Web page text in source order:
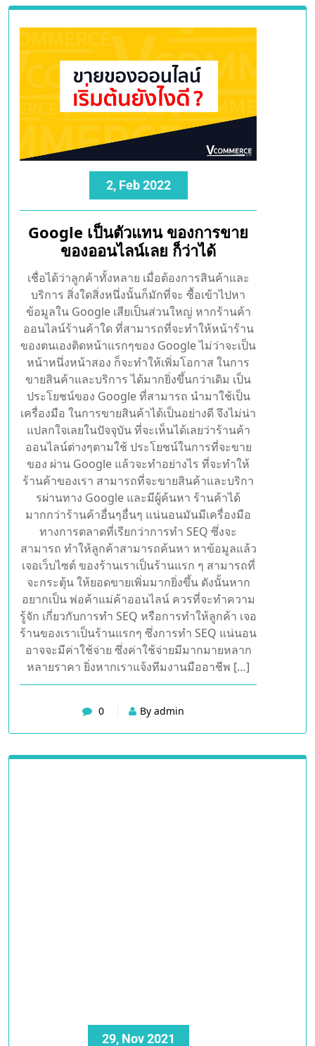
ใหญ่หรือขายผ่านทางเว็บ Pages ขายผ่านทาง
[…]
0 By admin
2, Feb 2022
Google เป็นตัวแทน ของการขาย
ของออนไลน์เลย ก็ว่าได้
เชื่อได้ว่าลูกค้าทั้งหลาย เมื่อต้องการสินค้าและ
บริการ สิ่งใดสิ่งหนึ่งนั้นก็มักที่จะ ซื้อเข้าไปหา
ข้อมูลใน Google เสียเป็นส่วนใหญ่ หากร้านค้า
ออนไลน์ร้านค้าใด ที่สามารถที่จะทำให้หน้าร้าน
ของตนเองติดหน้าแรกๆของ Google ไม่ว่าจะเป็น
หน้าหนึ่งหน้าสอง ก็จะทำให้เพิ่มโอกาส ในการ
ขายสินค้าและบริการ ได้มากยิ่งขึ้นกว่าเดิม เป็น
ประโยชน์ของ Google ที่สามารถ นำมาใช้เป็น
เครื่องมือ ในการขายสินค้าได้เป็นอย่างดี จึงไม่น่า
แปลกใจเลยในปัจจุบัน ที่จะเห็นได้เลยว่าร้านค้า
ออนไลน์ต่างๆตามใช้ ประโยชน์ในการที่จะขาย
ของ ผ่าน Google แล้วจะทำอย่างไร ที่จะทำให้
ร้านค้าของเรา สามารถที่จะขายสินค้าและบริกา
รผ่านทาง Google และมีผู้ค้นหา ร้านค้าได้
มากกว่าร้านค้าอื่นๆอื่นๆ แน่นอนมันมีเครื่องมือ
ทางการตลาดที่เรียกว่าการทำ SEQ ซึ่งจะ
สามารถ ทำให้ลูกค้าสามารถค้นหา หาข้อมูลแล้ว
เจอเว็บไซต์ ของร้านเราเป็นร้านแรก ๆ สามารถที่
จะกระตุ้น ให้ยอดขายเพิ่มมากยิ่งขึ้น ดังนั้นหาก
อยากเป็น พ่อค้าแม่ค้าออนไลน์ ควรที่จะทำความ
อาจจะมีค่าใช้จ่าย ซึ่งค่าใช้จ่ายมีมากมายหลาก